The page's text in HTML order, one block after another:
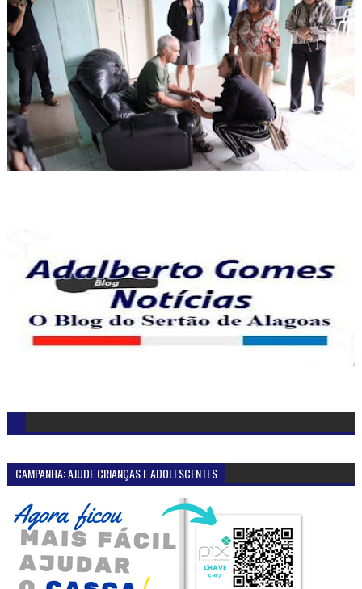
CAMPANHA: AJUDE CRIANÇAS E ADOLESCENTES